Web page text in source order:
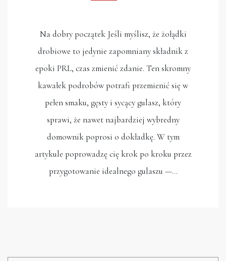
Na dobry początek Jeśli myślisz, że żołądki
drobiowe to jedynie zapomniany składnik z
epoki PRL, czas zmienić zdanie. Ten skromny
kawałek podrobów potrafi przemienić się w
pełen smaku, gęsty i sycący gulasz, który
sprawi, że nawet najbardziej wybredny
domownik poprosi o dokładkę. W tym
artykule poprowadzę cię krok po kroku przez
przygotowanie idealnego gulaszu —…